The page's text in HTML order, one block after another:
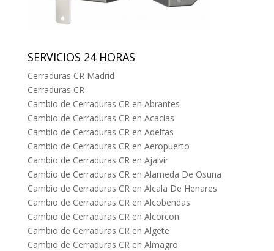
SERVICIOS 24 HORAS
Cerraduras CR Madrid
Cerraduras CR
Cambio de Cerraduras CR en Abrantes
Cambio de Cerraduras CR en Acacias
Cambio de Cerraduras CR en Adelfas
Cambio de Cerraduras CR en Aeropuerto
Cambio de Cerraduras CR en Ajalvir
Cambio de Cerraduras CR en Alameda De Osuna
Cambio de Cerraduras CR en Alcala De Henares
Cambio de Cerraduras CR en Alcobendas
Cambio de Cerraduras CR en Alcorcon
Cambio de Cerraduras CR en Algete
Cambio de Cerraduras CR en Almagro